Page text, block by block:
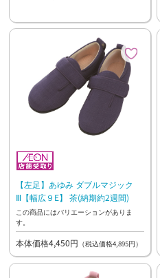
【左足】あゆみ ダブルマジック
Ⅲ【幅広９E】 茶(納期約2週間)
この商品にはバリエーションがありま
す。
本体価格4,450円 （税込価格4,895円）